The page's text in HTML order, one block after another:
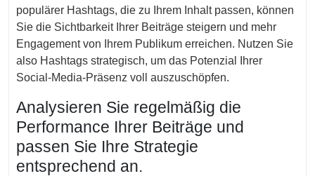
populärer Hashtags, die zu Ihrem Inhalt passen, können
Sie die Sichtbarkeit Ihrer Beiträge steigern und mehr
Engagement von Ihrem Publikum erreichen. Nutzen Sie
also Hashtags strategisch, um das Potenzial Ihrer
Social-Media-Präsenz voll auszuschöpfen.
Analysieren Sie regelmäßig die
Performance Ihrer Beiträge und
passen Sie Ihre Strategie
entsprechend an.